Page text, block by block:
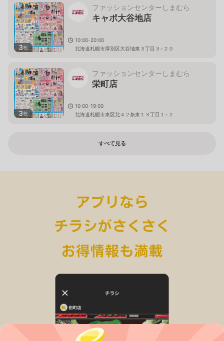
3枚
ファッションセンターしまむら
キャポ大谷地店
10:00-20:00
北海道札幌市厚別区大谷地東３丁目３−２０
3枚
ファッションセンターしまむら
栄町店
10:00-19:00
北海道札幌市東区北４２条東１３丁目１−２
すべて見る